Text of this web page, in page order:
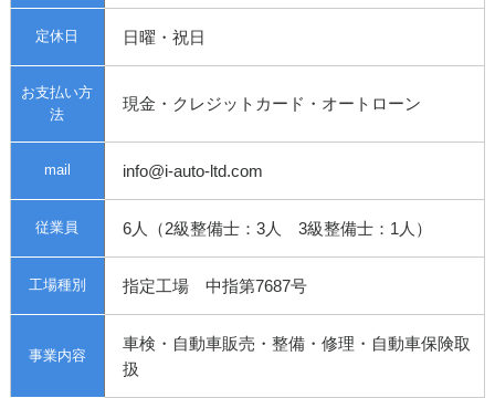
定休日 日曜・祝日
お支払い方
法
現金・クレジットカード・オートローン
mail info@i-auto-ltd.com
従業員 6人（2級整備士：3人 3級整備士：1人）
工場種別 指定工場 中指第7687号
事業内容
車検・自動車販売・整備・修理・自動車保険取
扱